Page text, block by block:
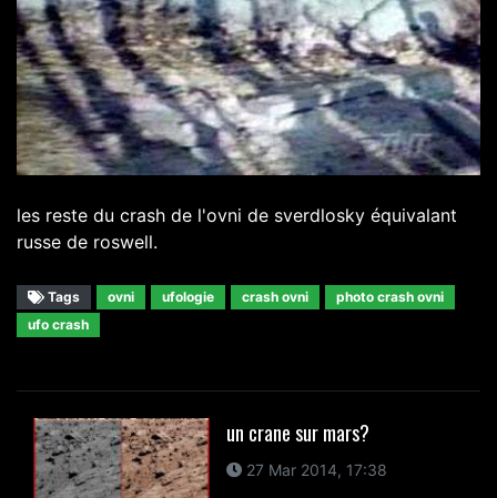
les reste du crash de l'ovni de sverdlosky équivalant
russe de roswell.
Tags ovni ufologie crash ovni
photo crash ovni
ufo crash
un crane sur mars?
27 Mar 2014, 17:38